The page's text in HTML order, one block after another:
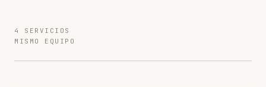
4 SERVICIOS
MISMO EQUIPO